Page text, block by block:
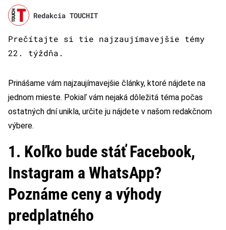
Redakcia TOUCHIT
Prečítajte si tie najzaujímavejšie témy
22. týždňa.
Prinášame vám najzaujímavejšie články, ktoré nájdete na
jednom mieste. Pokiaľ vám nejaká dôležitá téma počas
ostatných dní unikla, určite ju nájdete v našom redakčnom
výbere.
1. Koľko bude stáť Facebook,
Instagram a WhatsApp?
Poznáme ceny a výhody
predplatného